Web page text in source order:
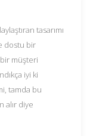
tasarımı
dostu bir
müşteri
iyi ki
tamda bu
diye